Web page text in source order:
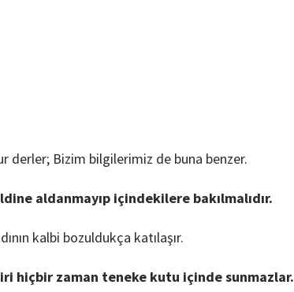
derler; Bizim bilgilerimiz de buna benzer.
aldanmayıp içindekilere bakılmalıdır.
kalbi bozuldukça katılaşır.
hiçbir zaman teneke kutu içinde sunmazlar.